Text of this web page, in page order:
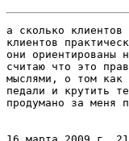
а сколько клиентов
клиентов
они ориентированы
считаю что это
мыслями, о том как
педали и крутить
продумано за меня